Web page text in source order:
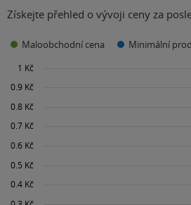
Získejte přehled o vývoji ceny za
Maloobchodní cena Minimální